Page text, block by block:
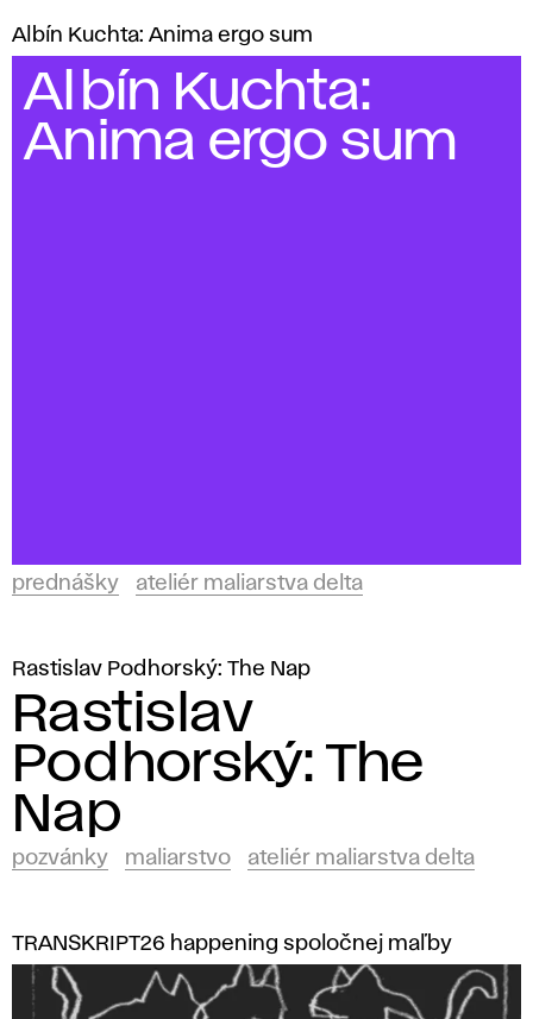
Albín Kuchta: Anima ergo sum
Albín Kuchta:
Anima ergo sum
prednášky ateliér maliarstva delta
Rastislav Podhorský: The Nap
Rastislav
Podhorský: The
Nap
pozvánky maliarstvo ateliér maliarstva delta
TRANSKRIPT26 happening spoločnej maľby